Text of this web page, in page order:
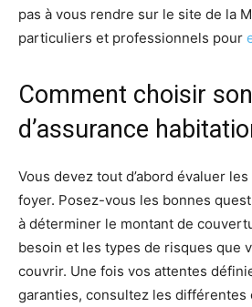
pas à vous rendre sur le site de la
particuliers et professionnels pour
Comment choisir
d’assurance
Vous devez tout d’abord évaluer
foyer. Posez-vous les bonnes
à déterminer le montant de
besoin et les types de risques que
couvrir. Une fois vos attentes
garanties, consultez les